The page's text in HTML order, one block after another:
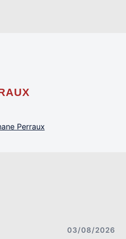
Perraux
03/08/2026